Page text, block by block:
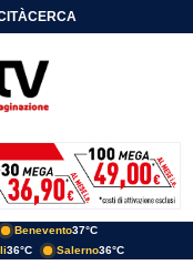
CERCA
Benevento37°C
36°C Salerno36°C